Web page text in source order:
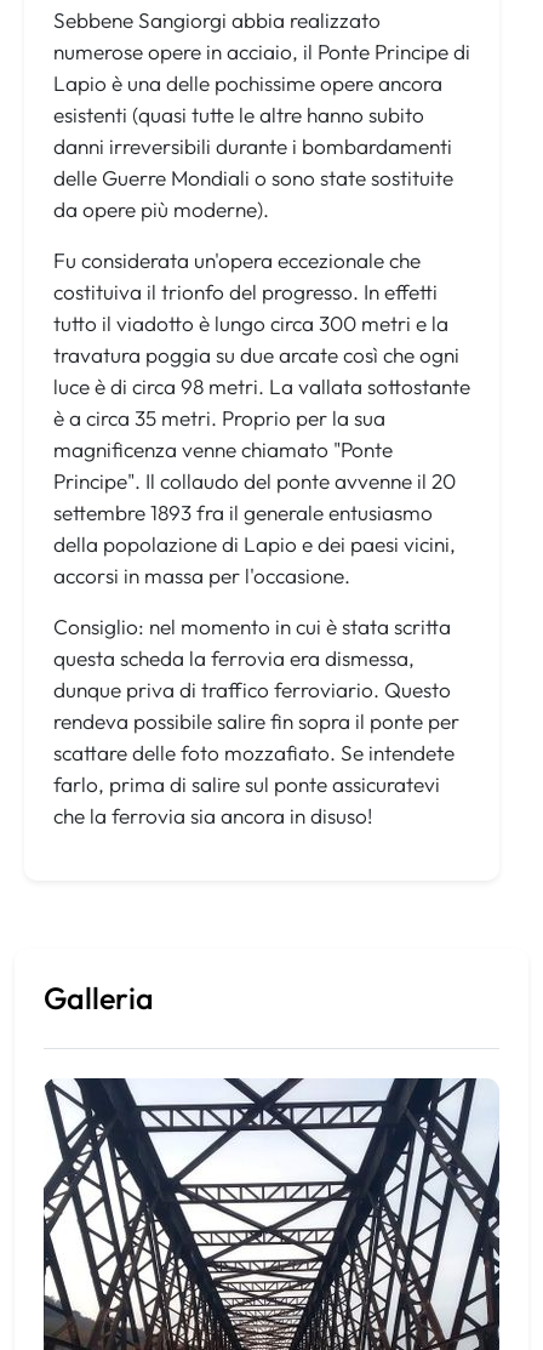
Sebbene Sangiorgi abbia realizzato
numerose opere in acciaio, il Ponte Principe di
Lapio è una delle pochissime opere ancora
esistenti (quasi tutte le altre hanno subito
danni irreversibili durante i bombardamenti
delle Guerre Mondiali o sono state sostituite
da opere più moderne).
Fu considerata un'opera eccezionale che
costituiva il trionfo del progresso. In effetti
tutto il viadotto è lungo circa 300 metri e la
travatura poggia su due arcate così che ogni
luce è di circa 98 metri. La vallata sottostante
è a circa 35 metri. Proprio per la sua
magnificenza venne chiamato "Ponte
Principe". Il collaudo del ponte avvenne il 20
settembre 1893 fra il generale entusiasmo
della popolazione di Lapio e dei paesi vicini,
accorsi in massa per l'occasione.
Consiglio: nel momento in cui è stata scritta
questa scheda la ferrovia era dismessa,
dunque priva di traffico ferroviario. Questo
rendeva possibile salire fin sopra il ponte per
scattare delle foto mozzafiato. Se intendete
farlo, prima di salire sul ponte assicuratevi
che la ferrovia sia ancora in disuso!
Galleria